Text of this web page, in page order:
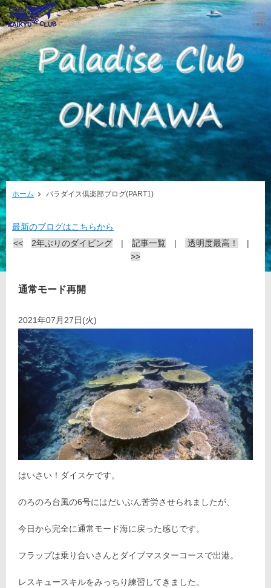
ホーム パラダイス倶楽部ブログ(PART1)
最新のブログはこちらから
<<
2年ぶりのダイビング | 記事一覧 | 透明度最高！
|
>>
通常モード再開
2021年07月27日(火)
はいさい！ダイスケです。
のろのろ台風の6号にはだいぶん苦労させられましたが、
今日から完全に通常モード海に戻った感じです。
フラップは乗り合いさんとダイブマスターコースで出港。
レスキュースキルをみっちり練習してきました。